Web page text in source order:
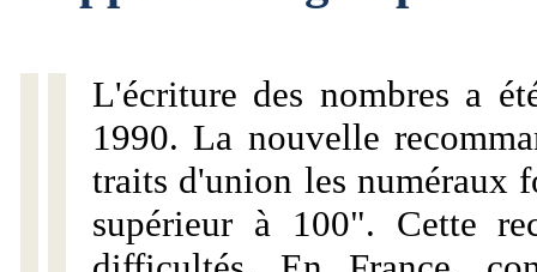
L'écriture des nombres a
1990. La nouvelle
traits d'union les numéraux
supérieur à 100". Cette